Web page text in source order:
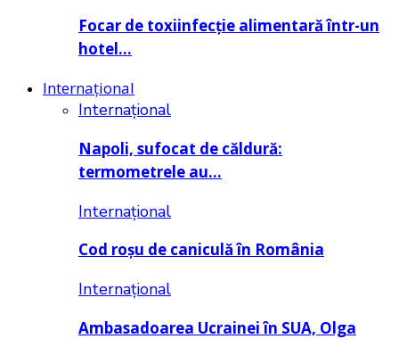
Focar de toxiinfecție alimentară într-un
hotel…
Internațional
Internațional
Napoli, sufocat de căldură:
termometrele au…
Internațional
Cod roșu de caniculă în România
Internațional
Ambasadoarea Ucrainei în SUA, Olga